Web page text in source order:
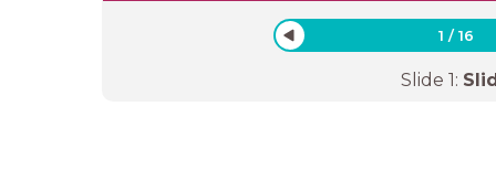
1 /16
Slide 1: